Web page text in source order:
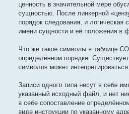
ценность в значительной мере
сущностью. После линкерной
порядок следования, и
имени сущности и её положения в
Что же такое символы в таблице
определённом порядке.
символов может
Записи одного типа несут в себе
указанный исходный файл, и нет
в себе сопоставление
виде инструкции по указанному